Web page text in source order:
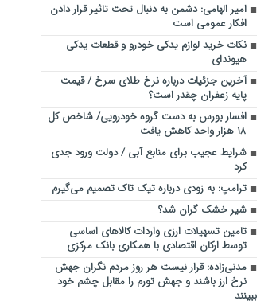
امیر الهامی: دشمن به دنبال تحت تاثیر قرار دادن
افکار عمومی است
نکات خرید لوازم یدکی خودرو و قطعات یدکی
هیوندای
آخرین جزئیات درباره نرخ طلای سرخ / قیمت
پایه زعفران چقدر است؟
افسار بورس به دست گروه خودرویی/ شاخص کل
۱۸ هزار واحد کاهش یافت
شرایط عجیب برای منابع آبی / دولت ورود جدی
کرد
ترامپ: به زودی درباره تیک تاک تصمیم می‌گیرم
شیر خشک گران شد؟
تامین تسهیلات ارزی واردات کالاهای اساسی
توسط ارکان اقتصادی با همکاری بانک مرکزی
مدنی‌زاده: قرار نیست هر روز مردم نگران جهش
نرخ ارز باشند و جهش تورم را مقابل چشم خود
ببینند